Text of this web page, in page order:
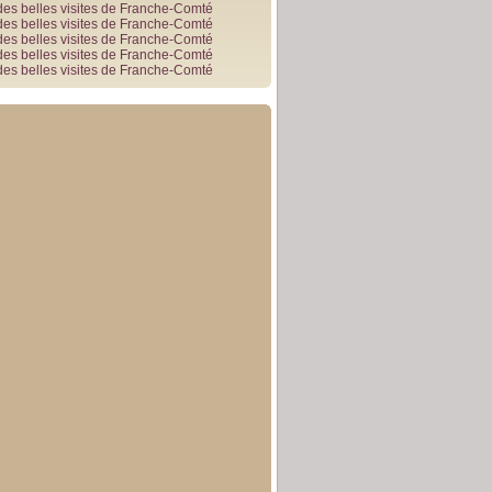
belles visites de Franche-Comté
belles visites de Franche-Comté
belles visites de Franche-Comté
belles visites de Franche-Comté
belles visites de Franche-Comté